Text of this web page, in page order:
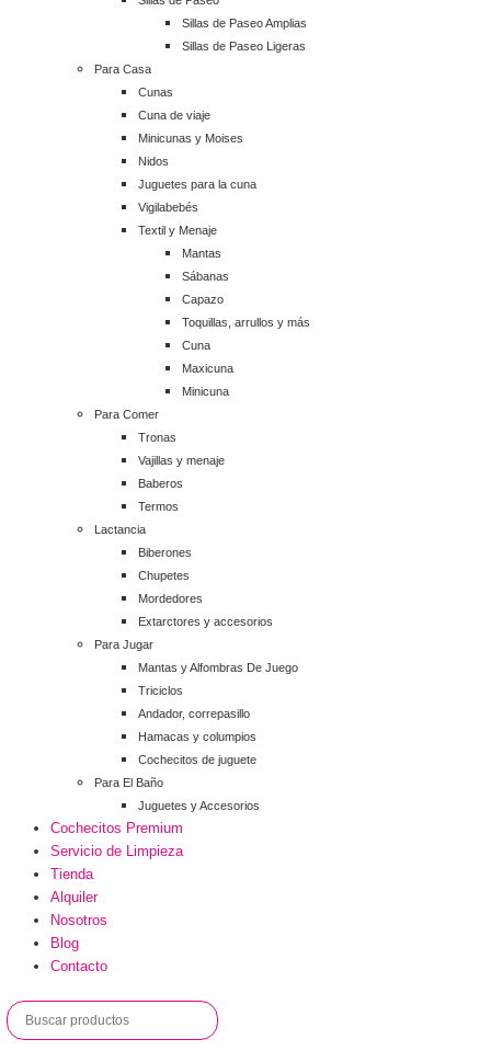
Sillas de Paseo Amplias
Sillas de Paseo Ligeras
Para Casa
Cunas
Cuna de viaje
Minicunas y Moises
Nidos
Juguetes para la cuna
Vigilabebés
Textil y Menaje
Mantas
Sábanas
Capazo
Toquillas, arrullos y más
Cuna
Maxicuna
Minicuna
Para Comer
Tronas
Vajillas y menaje
Baberos
Termos
Lactancia
Biberones
Chupetes
Mordedores
Extarctores y accesorios
Para Jugar
Mantas y Alfombras De Juego
Triciclos
Andador, correpasillo
Hamacas y columpios
Cochecitos de juguete
Para El Baño
Juguetes y Accesorios
Cochecitos Premium
Servicio de Limpieza
Tienda
Alquiler
Nosotros
Blog
Contacto